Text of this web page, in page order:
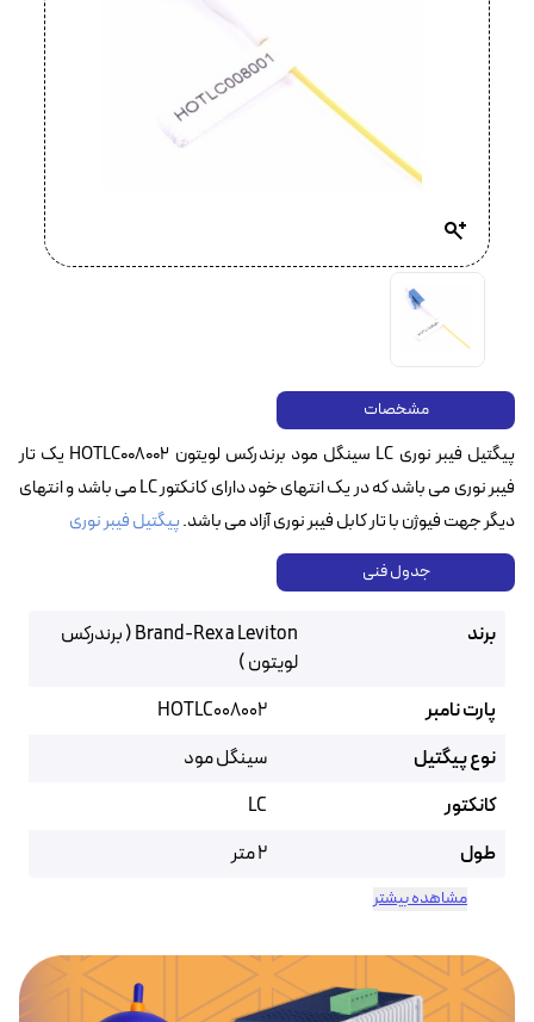
مشخصات
پیگتیل فیبر نوری LC سینگل مود برندرکس لویتون HOTLC008002 یک تار
فیبر نوری می باشد که در یک انتهای خود دارای کانکتور LC می باشد و انتهای
دیگر جهت فیوژن با تار کابل فیبر نوری آزاد می باشد.پیگتیل فیبر نوری
جدول فنی
برند
Brand-Rex a Leviton ( برندرکس
لویتون )
پارت نامبر
HOTLC008002
نوع پیگتیل
سینگل مود
کانکتور
LC
طول
2 متر
مشاهده بیشتر